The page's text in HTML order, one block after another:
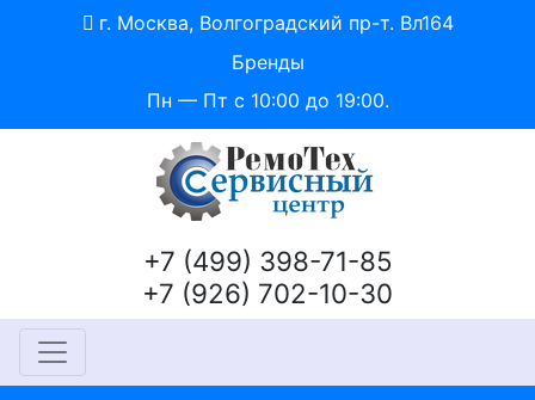
г. Москва, Волгоградский пр-т. Вл164
Бренды
Пн — Пт с 10:00 до 19:00.
+7 (499) 398-71-85
+7 (926) 702-10-30